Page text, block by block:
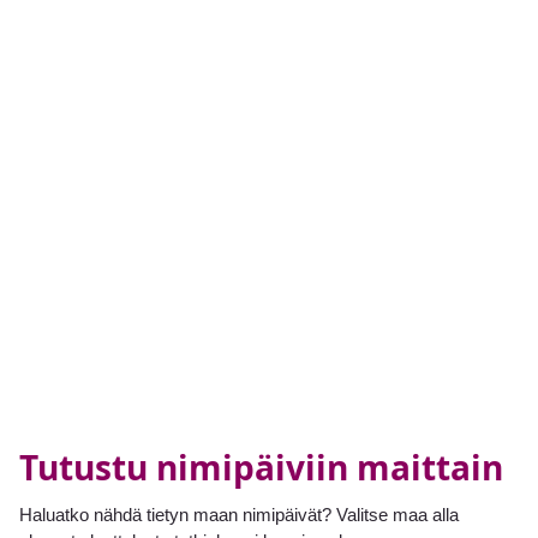
Tutustu nimipäiviin maittain
Haluatko nähdä tietyn maan nimipäivät? Valitse maa alla